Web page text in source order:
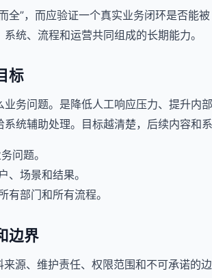
全”，而应验证一个真实业务闭环是否能
统、流程和运营共同组成的长期能力。
标
业务问题。是降低人工响应压力、提升内
统辅助处理。目标越清楚，后续内容和
问题。
、场景和结果。
有部门和所有流程。
边界
源、维护责任、权限范围和不可承诺的